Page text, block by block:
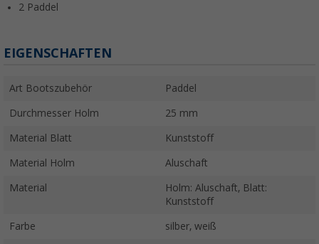
2 Paddel
EIGENSCHAFTEN
Art Bootszubehör Paddel
Durchmesser Holm 25 mm
Material Blatt Kunststoff
Material Holm Aluschaft
Material
Holm: Aluschaft, Blatt:
Kunststoff
Farbe silber, weiß